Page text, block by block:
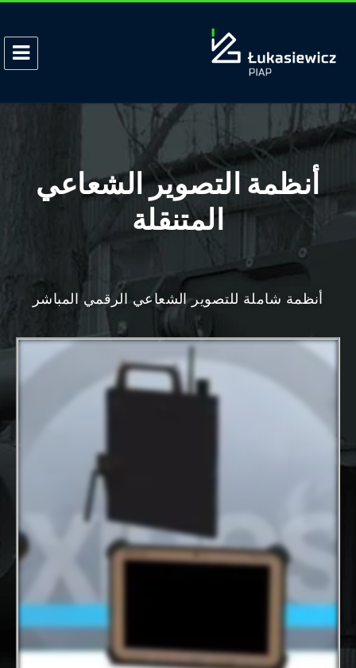
أنظمة التصوير الشعاعي
المتنقلة
أنظمة شاملة للتصوير الشعاعي الرقمي المباشر